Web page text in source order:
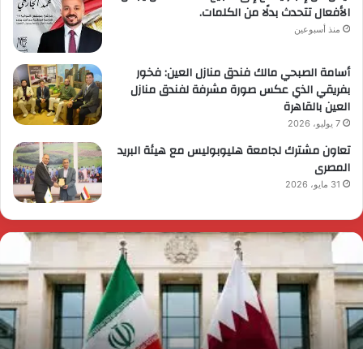
الأفعال تتحدث بدلًا من الكلمات.
منذ أسبوعين
أسامة الصبحي مالك فندق منازل العين: فخور
بفريقي الذي عكس صورة مشرفة لفندق منازل
العين بالقاهرة
7 يوليو، 2026
تعاون مشترك لجامعة هليوبوليس مع هيئة البريد
المصرى
31 مايو، 2026
الحرس
يخـ
ـترق
البحرين!
القصة
الكاملة